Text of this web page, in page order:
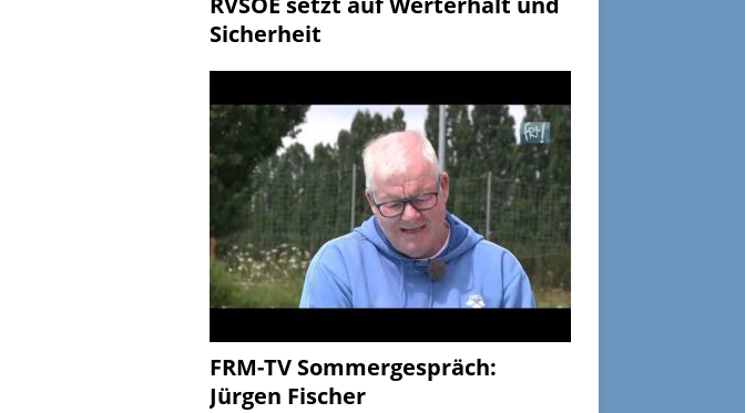
Sicherheit
FRM-TV Sommergespräch:
Jürgen Fischer